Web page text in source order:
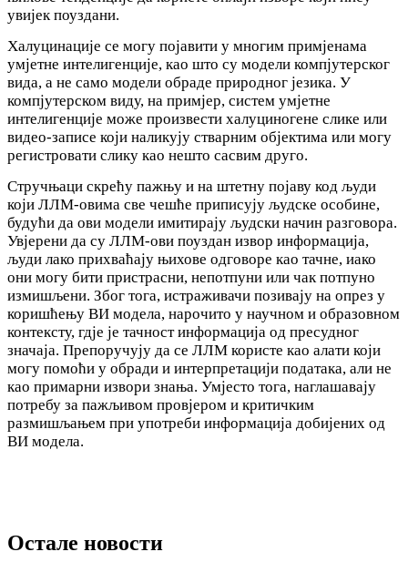
увијек поуздани.
Халуцинације се могу појавити у многим примјенама
умјетне интелигенције, као што су модели компјутерског
вида, а не само модели обраде природног језика. У
компјутерском виду, на примјер, систем умјетне
интелигенције може произвести халуциногене слике или
видео-записе који наликују стварним објектима или могу
регистровати слику као нешто сасвим друго.
Стручњаци скрећу пажњу и на штетну појаву код људи
који ЛЛМ-овима све чешће приписују људске особине,
будући да ови модели имитирају људски начин разговора.
Увјерени да су ЛЛМ-ови поуздан извор информација,
људи лако прихваћају њихове одговоре као тачне, иако
они могу бити пристрасни, непотпуни или чак потпуно
измишљени. Због тога, истраживачи позивају на опрез у
коришћењу ВИ модела, нарочито у научном и образовном
контексту, гдје је тачност информација од пресудног
значаја. Препоручују да се ЛЛМ користе као алати који
могу помоћи у обради и интерпретацији података, али не
као примарни извори знања. Умјесто тога, наглашавају
потребу за пажљивом провјером и критичким
размишљањем при употреби информација добијених од
ВИ модела.
Остале новости